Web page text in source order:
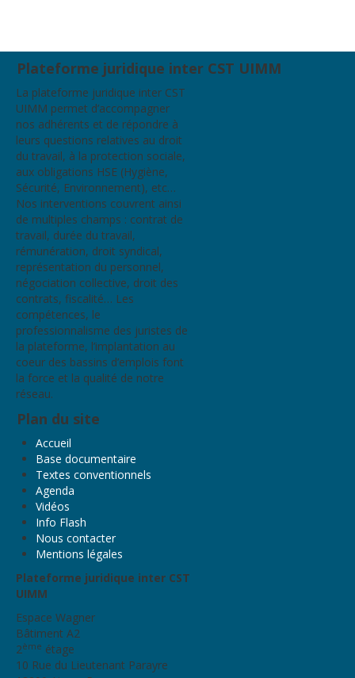
Plateforme juridique inter CST UIMM
La plateforme juridique inter CST
UIMM permet d’accompagner
nos adhérents et de répondre à
leurs questions relatives au droit
du travail, à la protection sociale,
aux obligations HSE (Hygiène,
Sécurité, Environnement), etc…
Nos interventions couvrent ainsi
de multiples champs : contrat de
travail, durée du travail,
rémunération, droit syndical,
représentation du personnel,
négociation collective, droit des
contrats, fiscalité… Les
compétences, le
professionnalisme des juristes de
la plateforme, l’implantation au
coeur des bassins d’emplois font
la force et la qualité de notre
réseau.
Plan du site
Accueil
Base documentaire
Textes conventionnels
Agenda
Vidéos
Info Flash
Nous contacter
Mentions légales
Plateforme juridique inter CST
UIMM
Espace Wagner
Bâtiment A2
2ème étage
10 Rue du Lieutenant Parayre